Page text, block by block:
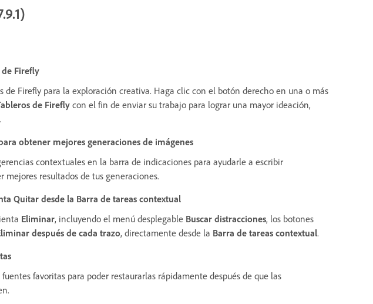
de Firefly
de Firefly para la exploración creativa. Haga clic con el botón derecho en una o más
de Fireflycon el fin de enviar su trabajo para lograr una mayor ideación,
obtener mejores generaciones de imágenes
contextuales en la barra de indicaciones para ayudarle a escribir
resultados de tus generaciones.
Quitar desde la Barra de tareas contextual
Eliminar, incluyendo el menú desplegable Buscar distracciones, los botones
después de cada trazo, directamente desde la Barra de tareas contextual.
favoritas para poder restaurarlas rápidamente después de que las